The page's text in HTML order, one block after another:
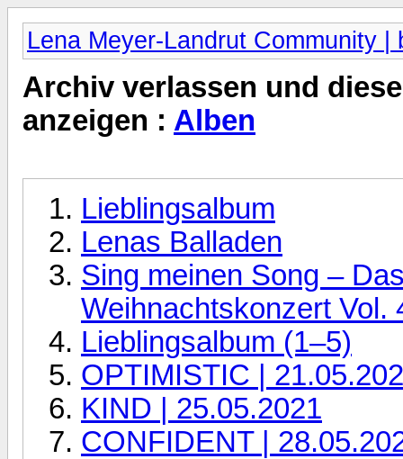
Lena Meyer-Landrut Community |
Archiv verlassen und
anzeigen : Alben
Lieblingsalbum
Lenas Balladen
Sing meinen Song –
Weihnachtskonzert Vol.
Lieblingsalbum (1–5)
OPTIMISTIC |
KIND | 25.05.2021
CONFIDENT |